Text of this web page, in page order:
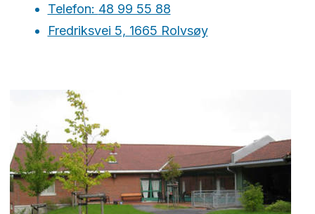
Telefon: 48 99 55 88
Fredriksvei 5, 1665 Rolvsøy